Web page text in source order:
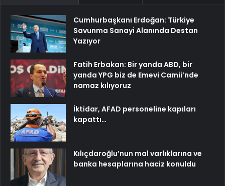
Cumhurbaşkanı Erdoğan: Türkiye
Savunma Sanayi Alanında Destan
Yazıyor
Fatih Erbakan: Bir yanda ABD, bir
yanda YPG biz de Emevi Camii’nde
namaz kılıyoruz
İktidar, AFAD personeline kapıları
kapattı…
Kılıçdaroğlu’nun mal varlıklarına ve
banka hesaplarına haciz konuldu